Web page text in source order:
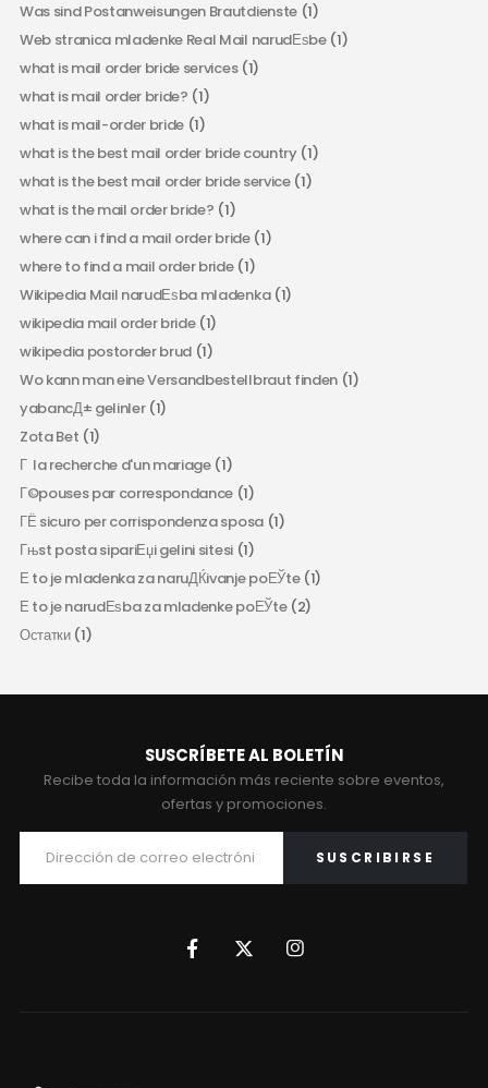
Was sind Postanweisungen Brautdienste(1)
Web stranica mladenke Real Mail narudЕѕbe(1)
what is mail order bride services(1)
what is mail order bride? (1)
what is mail-order bride (1)
what is the best mail order bride country(1)
what is the best mail order bride service(1)
what is the mail order bride? (1)
where can i find a mail order bride(1)
where to find a mail order bride(1)
Wikipedia Mail narudЕѕba mladenka(1)
wikipedia mail order bride(1)
wikipedia postorder brud (1)
Wo kann man eine Versandbestellbraut finden(1)
yabancД± gelinler(1)
Zota Bet (1)
Г la recherche d'un mariage(1)
Г©pouses par correspondance (1)
ГЁ sicuro per corrispondenza sposa(1)
Гњst posta sipariЕџi gelini sitesi(1)
Е to je mladenka za naruДЌivanje poЕЎte(1)
Е to je narudЕѕba za mladenke poЕЎte(2)
Остатки(1)
SUSCRÍBETE AL BOLETÍN
Recibe toda la información más reciente sobre eventos,
ofertas y promociones.